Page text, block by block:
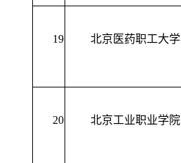
19 北京医药职工大学
20 北京工业职业学院